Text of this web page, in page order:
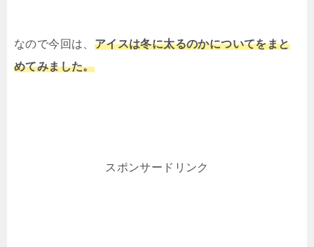
なので今回は、 アイスは冬に太るのかについてをまと
めてみました。
スポンサードリンク